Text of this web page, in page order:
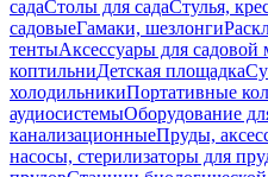
садаСтолы для садаСтулья,
садовыеГамаки, шезлонги
тентыАксессуары для садовой
коптильниДетская площадка
холодильникиПортативные
аудиосистемыОборудование
канализационныеПруды,
насосы, стерилизаторы для